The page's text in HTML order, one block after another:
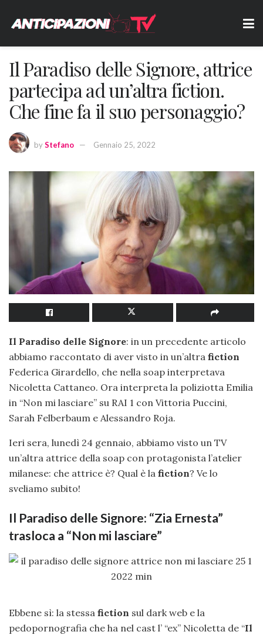
Il Paradiso delle Signore, attrice
partecipa ad un’altra fiction.
Che fine fa il suo personaggio?
byStefano Gennaio 25, 2022
Il Paradiso delle Signore: in un precedente articolo
abbiamo raccontato di aver visto in un’altra fiction
Federica Girardello, che nella soap interpretava
Nicoletta Cattaneo. Ora interpreta la poliziotta Emilia
in “Non mi lasciare” su RAI 1 con Vittoria Puccini,
Sarah Felberbaum e Alessandro Roja.
Ieri sera, lunedì 24 gennaio, abbiamo visto un TV
un’altra attrice della soap con protagonista l’atelier
milanese: che attrice è? Qual è la fiction? Ve lo
sveliamo subito!
Il Paradiso delle Signore: “Zia Ernesta”
trasloca a “Non mi lasciare”
Ebbene sì: la stessa fiction sul dark web e la
pedopornografia che ha nel cast l’ “ex” Nicoletta de “Il